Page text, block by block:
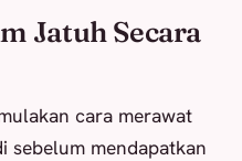
Jatuh Secara
cara merawat
sebelum mendapatkan